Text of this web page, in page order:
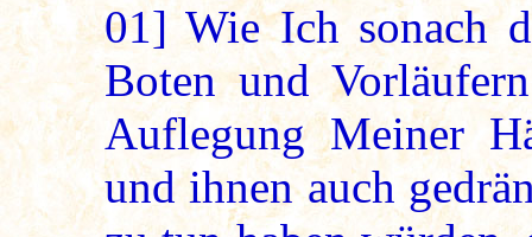
01]Wie Ich sonach
Boten und
Auflegung Meiner
und ihnen auch